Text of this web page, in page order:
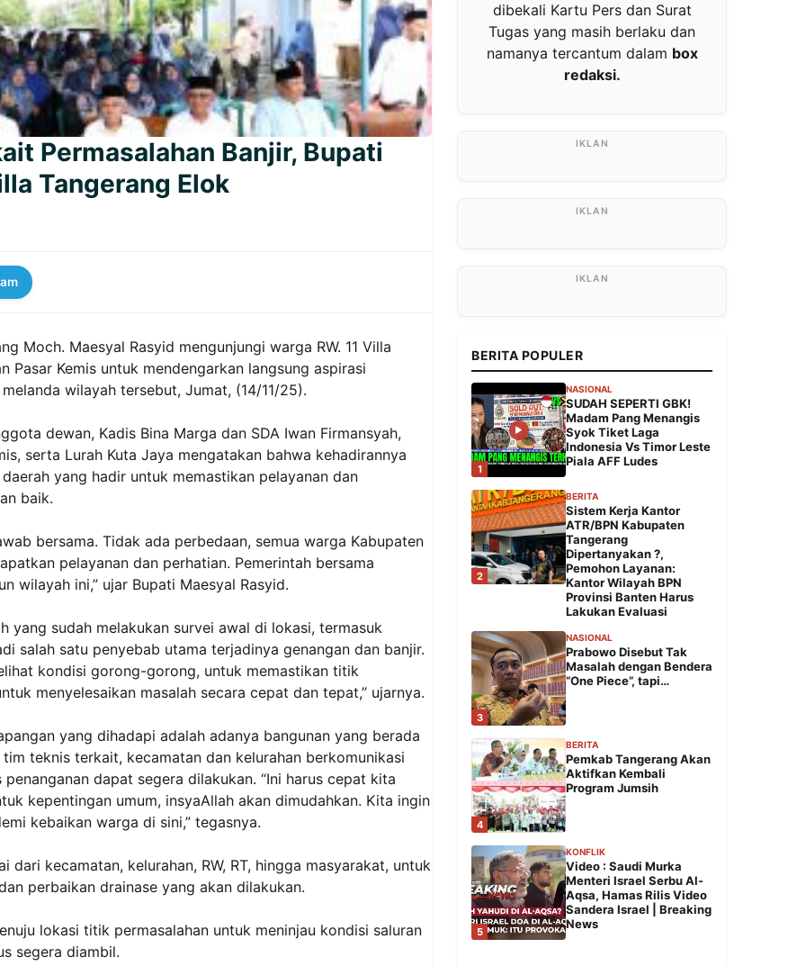
Permasalahan Banjir, Bupati
Tangerang Elok
Moch. Maesyal Rasyid mengunjungi warga RW. 11 Villa
Pasar Kemis untuk mendengarkan langsung aspirasi
wilayah tersebut, Jumat, (14/11/25).
dewan, Kadis Bina Marga dan SDA Iwan Firmansyah,
serta Lurah Kuta Jaya mengatakan bahwa kehadirannya
yang hadir untuk memastikan pelayanan dan
baik.
bersama. Tidak ada perbedaan, semua warga Kabupaten
pelayanan dan perhatian. Pemerintah bersama
wilayah ini,” ujar Bupati Maesyal Rasyid.
yang sudah melakukan survei awal di lokasi, termasuk
salah satu penyebab utama terjadinya genangan dan banjir.
kondisi gorong-gorong, untuk memastikan titik
menyelesaikan masalah secara cepat dan tepat,” ujarnya.
yang dihadapi adalah adanya bangunan yang berada
teknis terkait, kecamatan dan kelurahan berkomunikasi
dapat segera dilakukan. “Ini harus cepat kita
kepentingan umum, insyaAllah akan dimudahkan. Kita ingin
kebaikan warga di sini,” tegasnya.
dari kecamatan, kelurahan, RW, RT, hingga masyarakat, untuk
perbaikan drainase yang akan dilakukan.
lokasi titik permasalahan untuk meninjau kondisi saluran
segera diambil.
dibekali Kartu Pers dan Surat
Tugas yang masih berlaku dan
namanya tercantum dalam box
redaksi.
BERITA POPULER
1
NASIONAL
SUDAH SEPERTI GBK!
Madam Pang Menangis
Syok Tiket Laga
Indonesia Vs Timor Leste
Piala AFF Ludes
2
BERITA
Sistem Kerja Kantor
ATR/BPN Kabupaten
Tangerang
Dipertanyakan ?,
Pemohon Layanan:
Kantor Wilayah BPN
Provinsi Banten Harus
Lakukan Evaluasi
3
NASIONAL
Prabowo Disebut Tak
Masalah dengan Bendera
“One Piece”, tapi…
4
BERITA
Pemkab Tangerang Akan
Aktifkan Kembali
Program Jumsih
5
KONFLIK
Video : Saudi Murka
Menteri Israel Serbu Al-
Aqsa, Hamas Rilis Video
Sandera Israel | Breaking
News